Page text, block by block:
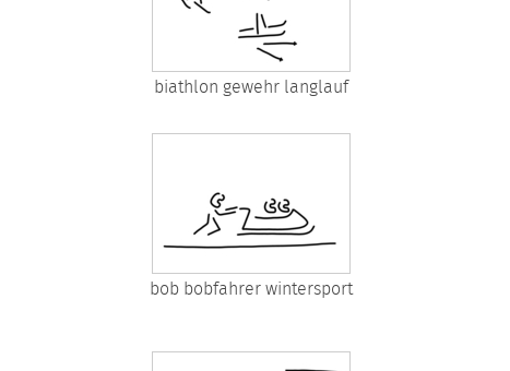
biathlon gewehr langlauf
bob bobfahrer wintersport